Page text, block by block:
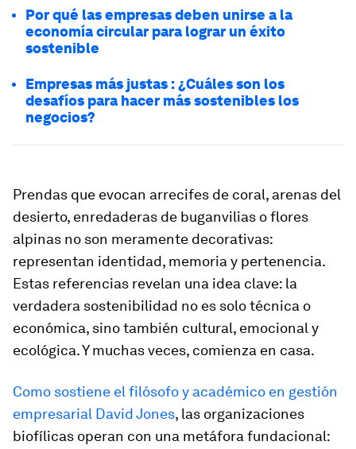
Por qué las empresas deben unirse a la
economía circular para lograr un éxito
sostenible
Empresas más justas : ¿Cuáles son los
desafíos para hacer más sostenibles los
negocios?
Prendas que evocan arrecifes de coral, arenas del
desierto, enredaderas de buganvilias o flores
alpinas no son meramente decorativas:
representan identidad, memoria y pertenencia.
Estas referencias revelan una idea clave: la
verdadera sostenibilidad no es solo técnica o
económica, sino también cultural, emocional y
ecológica. Y muchas veces, comienza en casa.
Como sostiene el filósofo y académico en gestión
empresarial David Jones, las organizaciones
biofílicas operan con una metáfora fundacional: